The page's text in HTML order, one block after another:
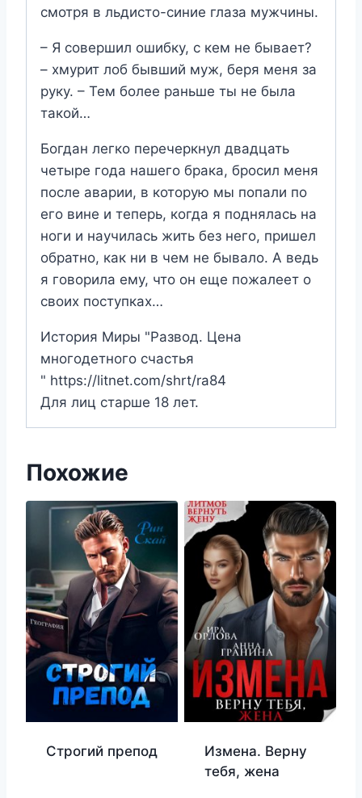
смотря в льдисто-синие глаза мужчины.
– Я совершил ошибку, с кем не бывает?
– хмурит лоб бывший муж, беря меня за
руку. – Тем более раньше ты не была
такой…
Богдан легко перечеркнул двадцать
четыре года нашего брака, бросил меня
после аварии, в которую мы попали по
его вине и теперь, когда я поднялась на
ноги и научилась жить без него, пришел
обратно, как ни в чем не бывало. А ведь
я говорила ему, что он еще пожалеет о
своих поступках…
История Миры "Развод. Цена
многодетного счастья
" https://litnet.com/shrt/ra84
Для лиц старше 18 лет.
Похожие
Строгий препод
Измена. Верну
тебя, жена